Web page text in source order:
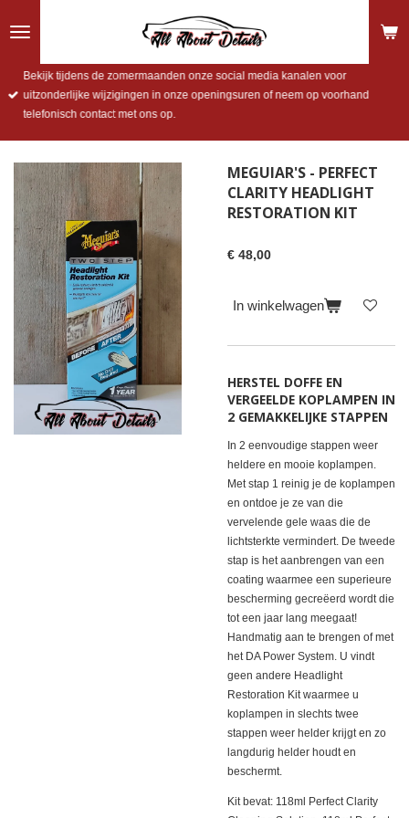
direct
hoofdinhoud
Bekijk tijdens de zomermaanden onze social media kanalen voor
uitzonderlijke wijzigingen in onze openingsuren of neem op voorhand
telefonisch contact met ons op.
MEGUIAR'S - PERFECT
CLARITY HEADLIGHT
RESTORATION KIT
€ 48,00
In winkelwagen
HERSTEL DOFFE EN
VERGEELDE KOPLAMPEN IN
2 GEMAKKELIJKE STAPPEN
In 2 eenvoudige stappen weer
heldere en mooie koplampen.
Met stap 1 reinig je de koplampen
en ontdoe je ze van die
vervelende gele waas die de
lichtsterkte vermindert. De tweede
stap is het aanbrengen van een
coating waarmee een superieure
bescherming gecreëerd wordt die
tot een jaar lang meegaat!
Handmatig aan te brengen of met
het DA Power System. U vindt
geen andere Headlight
Restoration Kit waarmee u
koplampen in slechts twee
stappen weer helder krijgt en zo
langdurig helder houdt en
beschermt.
Kit bevat: 118ml Perfect Clarity